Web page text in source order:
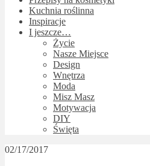
Kuchnia roślinna
Inspiracje
I jeszcze…
Życie
Nasze Miejsce
Design
Wnętrza
Moda
Misz Masz
Motywacja
DIY
Święta
02/17/2017